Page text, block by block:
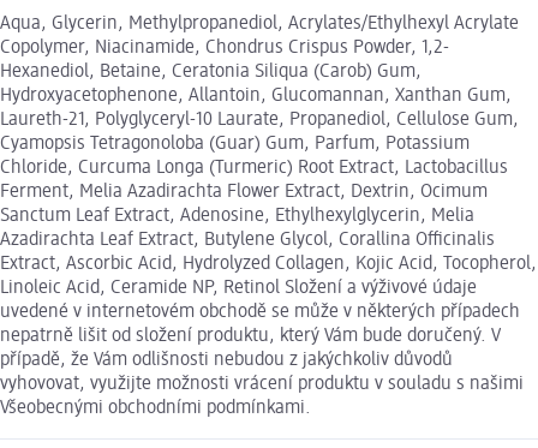
Aqua, Glycerin, Methylpropanediol, Acrylates/Ethylhexyl Acrylate
Copolymer, Niacinamide, Chondrus Crispus Powder, 1,2-
Hexanediol, Betaine, Ceratonia Siliqua (Carob) Gum,
Hydroxyacetophenone, Allantoin, Glucomannan, Xanthan Gum,
Laureth-21, Polyglyceryl-10 Laurate, Propanediol, Cellulose Gum,
Cyamopsis Tetragonoloba (Guar) Gum, Parfum, Potassium
Chloride, Curcuma Longa (Turmeric) Root Extract, Lactobacillus
Ferment, Melia Azadirachta Flower Extract, Dextrin, Ocimum
Sanctum Leaf Extract, Adenosine, Ethylhexylglycerin, Melia
Azadirachta Leaf Extract, Butylene Glycol, Corallina Officinalis
Extract, Ascorbic Acid, Hydrolyzed Collagen, Kojic Acid, Tocopherol,
Linoleic Acid, Ceramide NP, Retinol Složení a výživové údaje
uvedené v internetovém obchodě se může v některých případech
nepatrně lišit od složení produktu, který Vám bude doručený. V
případě, že Vám odlišnosti nebudou z jakýchkoliv důvodů
vyhovovat, využijte možnosti vrácení produktu v souladu s našimi
Všeobecnými obchodními podmínkami.